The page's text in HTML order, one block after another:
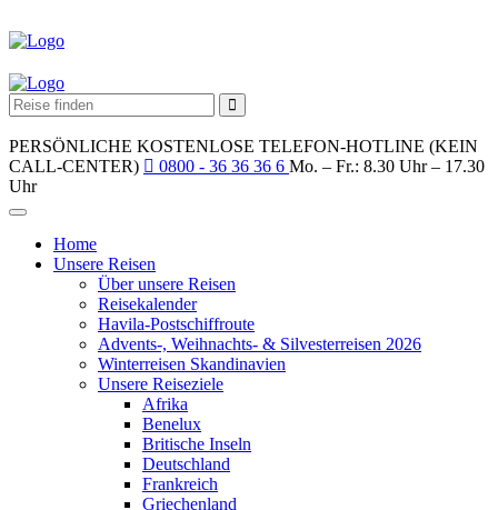
PERSÖNLICHE KOSTENLOSE TELEFON-HOTLINE (KEIN
CALL-CENTER)
0800 - 36 36 36 6 Mo. – Fr.: 8.30 Uhr – 17.30
Uhr
Home
Unsere Reisen
Über unsere Reisen
Reisekalender
Havila-Postschiffroute
Advents-, Weihnachts- & Silvesterreisen 2026
Winterreisen Skandinavien
Unsere Reiseziele
Afrika
Benelux
Britische Inseln
Deutschland
Frankreich
Griechenland